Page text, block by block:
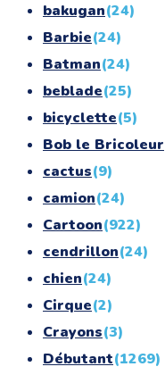
bakugan(24)
Barbie(24)
Batman(24)
beblade(25)
bicyclette(5)
Bob le Bricoleur
cactus(9)
camion(24)
Cartoon(922)
cendrillon(24)
chien(24)
Cirque(2)
Crayons(3)
Débutant(1269)